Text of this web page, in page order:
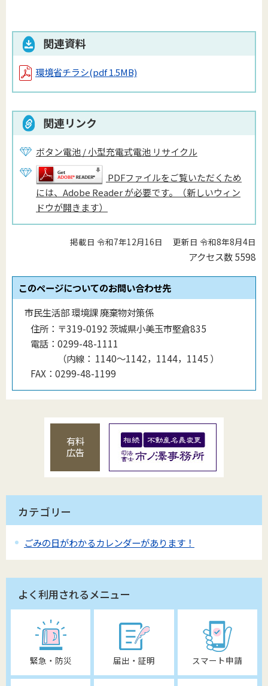
関連資料
環境省チラシ(pdf 1.5MB)
関連リンク
ボタン電池 / 小型充電式電池 リサイクル
PDFファイルをご覧いただくため
には、Adobe Reader が必要です。（新しいウィン
ドウが開きます）
掲載日 令和7年12月16日 更新日 令和8年8月4日
アクセス数5598
このページについてのお問い合わせ先
市民生活部 環境課 廃棄物対策係
住所： 〒319-0192 茨城県小美玉市堅倉835
電話： 0299-48-1111
（内線 ： 1140〜1142，1144，1145 ）
FAX： 0299-48-1199
有料
広告
カテゴリー
ごみの日がわかるカレンダーがあります！
よく利用されるメニュー
緊急・防災 届出・証明 スマート申請